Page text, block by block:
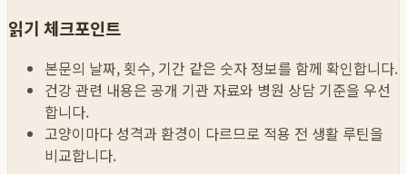
읽기 체크포인트
본문의 날짜, 횟수, 기간 같은 숫자 정보를 함께 확인합니다.
건강 관련 내용은 공개 기관 자료와 병원 상담 기준을 우선
합니다.
고양이마다 성격과 환경이 다르므로 적용 전 생활 루틴을
비교합니다.